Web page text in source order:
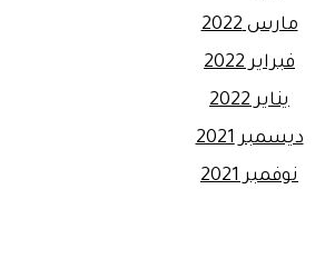
مارس 2022
فبراير 2022
يناير 2022
ديسمبر 2021
نوفمبر 2021